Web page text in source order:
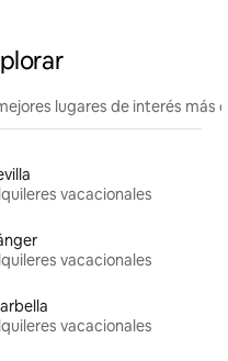
lugares de interés más
vacacionales
vacacionales
vacacionales